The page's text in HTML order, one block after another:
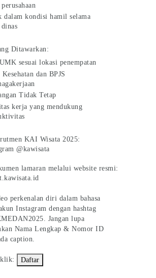
dalam kondisi hamil selama
dinas
Ditawarkan:
sesuai lokasi penempatan
Kesehatan dan BPJS
Tidak Tetap
kerja yang mendukung
KAI Wisata 2025:
@kawisata
lamaran melalui website resmi:
perkenalan diri dalam bahasa
Instagram dengan hashtag
Jangan lupa
Nama Lengkap & Nomor ID
caption.
Daftar